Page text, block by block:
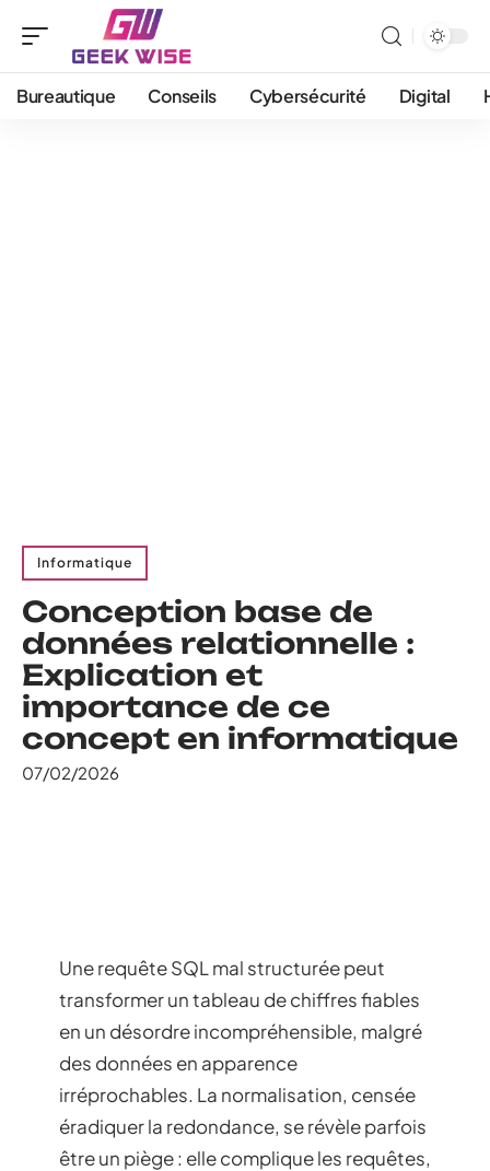
Bureautique Conseils Cybersécurité Digital
Informatique
Conception base de
données relationnelle :
Explication et
importance de ce
concept en informatique
07/02/2026
Une requête SQL mal structurée peut
transformer un tableau de chiffres fiables
en un désordre incompréhensible, malgré
des données en apparence
irréprochables. La normalisation, censée
éradiquer la redondance, se révèle parfois
être un piège : elle complique les requêtes,